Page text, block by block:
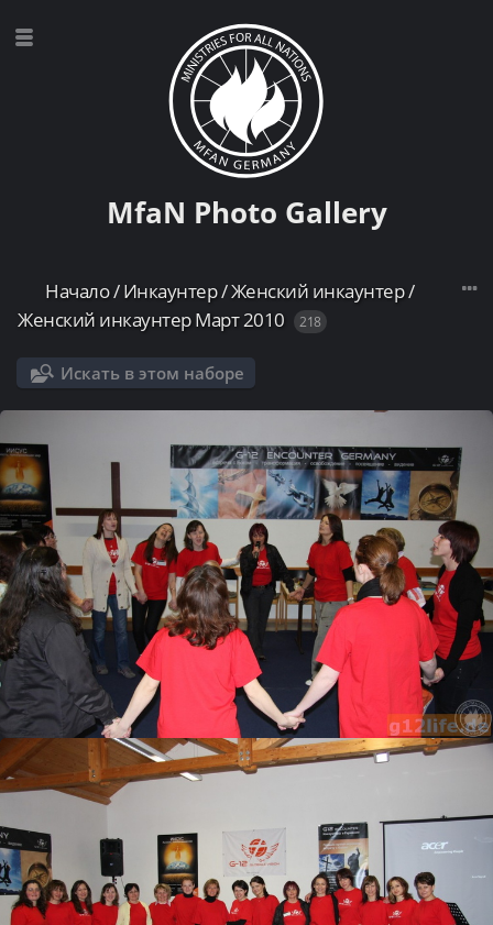
MfaN Photo Gallery
Начало/Инкаунтер/Женский инкаунтер/
Женский инкаунтер Март 2010
218
Искать в этом наборе